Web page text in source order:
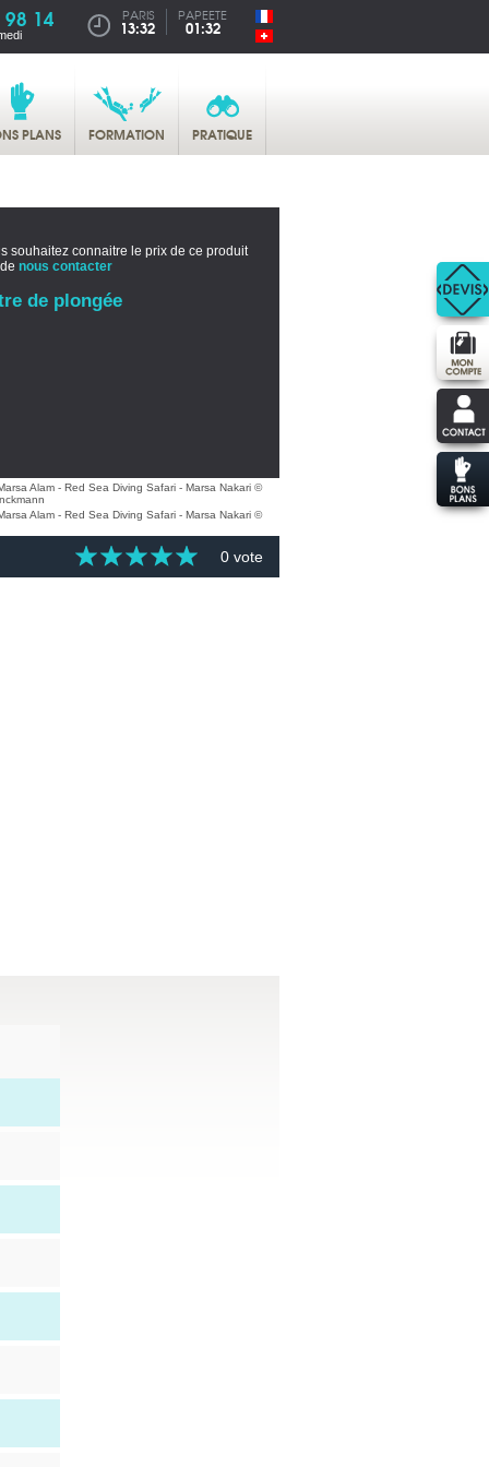
14 PARIS
13:32
PAPEETE
01:32
PLANS FORMATION PRATIQUE
souhaitez connaitre le prix de ce produit
nous contacter
de plongée
0 vote